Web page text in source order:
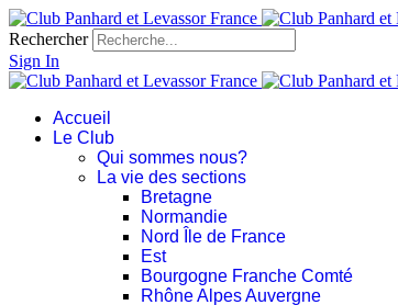
Rechercher
Sign In
Accueil
Le Club
Qui sommes nous?
La vie des sections
Bretagne
Normandie
Nord Île de France
Est
Bourgogne Franche Comté
Rhône Alpes Auvergne